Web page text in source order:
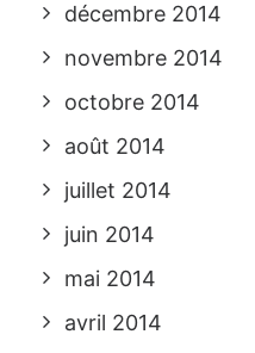
décembre 2014
novembre 2014
octobre 2014
août 2014
juillet 2014
juin 2014
mai 2014
avril 2014